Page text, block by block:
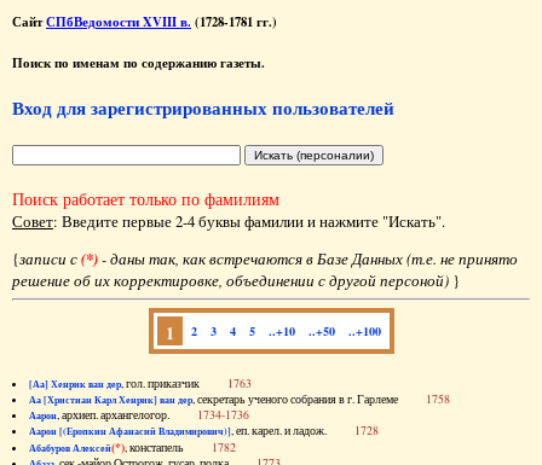
СайтСПбВедомости XVIII в. (1728-1781 гг.)
Поиск по именам по содержанию газеты.
Вход для зарегистрированных пользователей
Поиск работает только по фамилиям
Совет: Введите первые 2-4 буквы фамилии и нажмите "Искать".
{записи с(*)- даны так, как встречаются в Базе Данных (т.е. не принято
решение об их корректировке, объединении с другой персоной) }
1 2 3 4 5 ..+10 ..+50 ..+100
[Аа] Хенрик ван дер, гол. приказчик 1763
Аа [Христиан Карл Хенрик] ван дер, секретарь ученого собрания в г. Гарлеме 1758
Аарон, архиеп. архангелогор. 1734-1736
Аарон [(Еропкин Афанасий Владимирович)], еп. карел. и ладож. 1728
Абабуров Алексей(*), констапель 1782